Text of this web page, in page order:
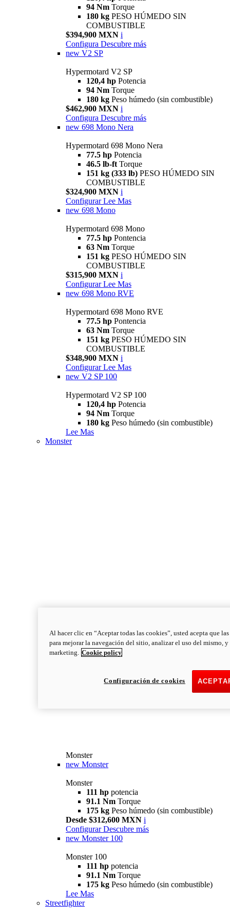
94 Nm Torque
180 kg PESO HÚMEDO SIN
COMBUSTIBLE
$394,900 MXN i
Configura Descubre más
new V2 SP
Hypermotard V2 SP
120,4 hp Potencia
94 Nm Torque
180 kg Peso húmedo (sin combustible)
$462,900 MXN i
Configura Descubre más
new 698 Mono Nera
Hypermotard 698 Mono Nera
77.5 hp Potencia
46.5 lb-ft Torque
151 kg (333 lb) PESO HÚMEDO SIN
COMBUSTIBLE
$324,900 MXN i
Configurar Lee Mas
new 698 Mono
Hypermotard 698 Mono
77.5 hp Pontencia
63 Nm Torque
151 kg PESO HÚMEDO SIN
COMBUSTIBLE
$315,900 MXN i
Configurar Lee Mas
new 698 Mono RVE
Hypermotard 698 Mono RVE
77.5 hp Pontencia
63 Nm Torque
151 kg PESO HÚMEDO SIN
COMBUSTIBLE
$348,900 MXN i
Configurar Lee Mas
new V2 SP 100
Hypermotard V2 SP 100
120,4 hp Potencia
94 Nm Torque
180 kg Peso húmedo (sin combustible)
Lee Mas
Monster
Monster
new Monster
Monster
111 hp potencia
91.1 Nm Torque
175 kg Peso húmedo (sin combustible)
Desde $312,600 MXN i
Configurar Descubre más
new Monster 100
Monster 100
111 hp potencia
91.1 Nm Torque
175 kg Peso húmedo (sin combustible)
Lee Mas
Streetfighter
Al hacer clic en “Aceptar todas las cookies”, usted acepta que
para mejorar la navegación del sitio, analizar el uso del mismo,
marketing. Cookie policy
Configuración de cookies